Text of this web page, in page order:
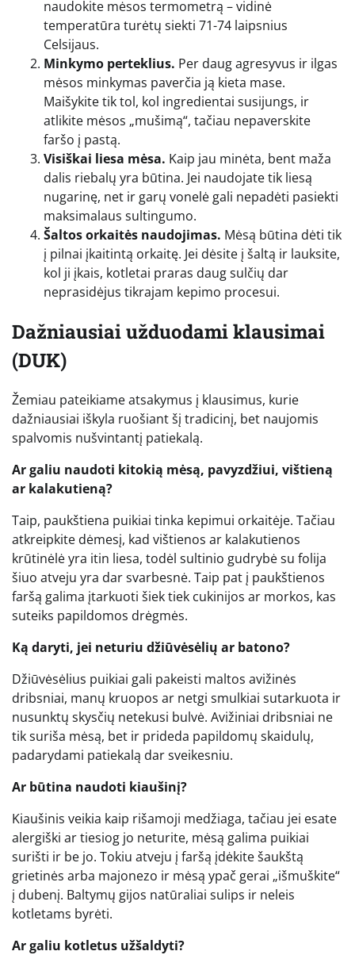
naudokite mėsos termometrą – vidinė
temperatūra turėtų siekti 71-74 laipsnius
Celsijaus.
Minkymo perteklius. Per daug agresyvus ir ilgas
mėsos minkymas paverčia ją kieta mase.
Maišykite tik tol, kol ingredientai susijungs, ir
atlikite mėsos „mušimą“, tačiau nepaverskite
faršo į pastą.
Visiškai liesa mėsa. Kaip jau minėta, bent maža
dalis riebalų yra būtina. Jei naudojate tik liesą
nugarinę, net ir garų vonelė gali nepadėti pasiekti
maksimalaus sultingumo.
Šaltos orkaitės naudojimas. Mėsą būtina dėti tik
į pilnai įkaitintą orkaitę. Jei dėsite į šaltą ir lauksite,
kol ji įkais, kotletai praras daug sulčių dar
neprasidėjus tikrajam kepimo procesui.
Dažniausiai užduodami klausimai
(DUK)
Žemiau pateikiame atsakymus į klausimus, kurie
dažniausiai iškyla ruošiant šį tradicinį, bet naujomis
spalvomis nušvintantį patiekalą.
Ar galiu naudoti kitokią mėsą, pavyzdžiui, vištieną
ar kalakutieną?
Taip, paukštiena puikiai tinka kepimui orkaitėje. Tačiau
atkreipkite dėmesį, kad vištienos ar kalakutienos
krūtinėlė yra itin liesa, todėl sultinio gudrybė su folija
šiuo atveju yra dar svarbesnė. Taip pat į paukštienos
faršą galima įtarkuoti šiek tiek cukinijos ar morkos, kas
suteiks papildomos drėgmės.
Ką daryti, jei neturiu džiūvėsėlių ar batono?
Džiūvėsėlius puikiai gali pakeisti maltos avižinės
dribsniai, manų kruopos ar netgi smulkiai sutarkuota ir
nusunktų skysčių netekusi bulvė. Avižiniai dribsniai ne
tik suriša mėsą, bet ir prideda papildomų skaidulų,
padarydami patiekalą dar sveikesniu.
Ar būtina naudoti kiaušinį?
Kiaušinis veikia kaip rišamoji medžiaga, tačiau jei esate
alergiški ar tiesiog jo neturite, mėsą galima puikiai
surišti ir be jo. Tokiu atveju į faršą įdėkite šaukštą
grietinės arba majonezo ir mėsą ypač gerai „išmuškite“
į dubenį. Baltymų gijos natūraliai sulips ir neleis
kotletams byrėti.
Ar galiu kotletus užšaldyti?